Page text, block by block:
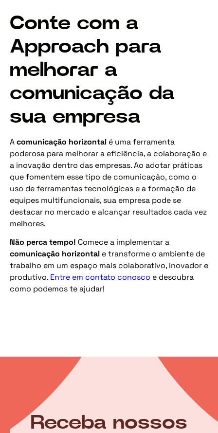
Conte com a
Approach para
melhorar a
comunicação da
sua empresa
Acomunicação horizontal é uma ferramenta
poderosa para melhorar a eficiência, a colaboração e
a inovação dentro das empresas. Ao adotar práticas
que fomentem esse tipo de comunicação, como o
uso de ferramentas tecnológicas e a formação de
equipes multifuncionais, sua empresa pode se
destacar no mercado e alcançar resultados cada vez
melhores.
Não perca tempo! Comece a implementar a
comunicação horizontal e transforme o ambiente de
trabalho em um espaço mais colaborativo, inovador e
produtivo. Entre em contato conosco e descubra
como podemos te ajudar!
Receba nossos